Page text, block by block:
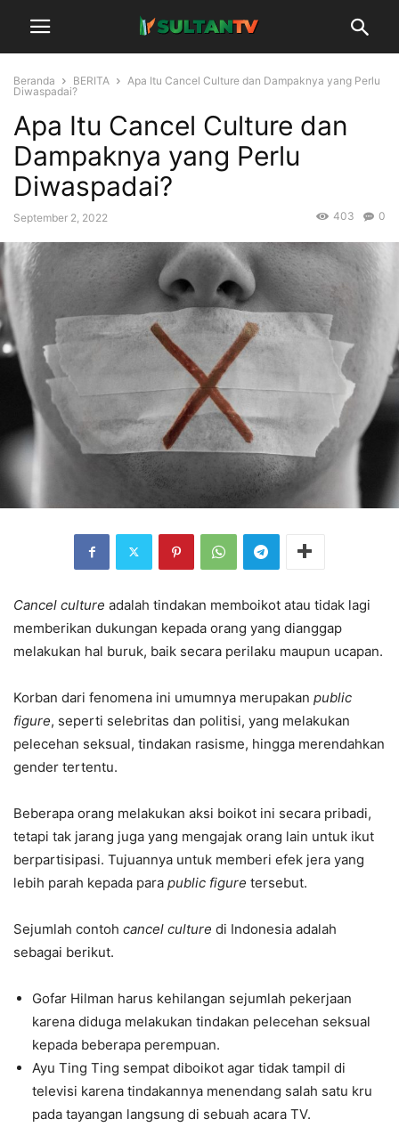
Beranda BERITA
Apa Itu Cancel Culture dan Dampaknya yang Perlu
Diwaspadai?
Apa Itu Cancel Culture dan
Dampaknya yang Perlu
Diwaspadai?
September 2, 2022 0
403
Cancel culture adalah tindakan memboikot atau tidak lagi
memberikan dukungan kepada orang yang dianggap
melakukan hal buruk, baik secara perilaku maupun ucapan.
Korban dari fenomena ini umumnya merupakan public
figure, seperti selebritas dan politisi, yang melakukan
pelecehan seksual, tindakan rasisme, hingga merendahkan
gender tertentu.
Beberapa orang melakukan aksi boikot ini secara pribadi,
tetapi tak jarang juga yang mengajak orang lain untuk ikut
berpartisipasi. Tujuannya untuk memberi efek jera yang
lebih parah kepada para public figure tersebut.
Sejumlah contoh cancel culture di Indonesia adalah
sebagai berikut.
Gofar Hilman harus kehilangan sejumlah pekerjaan
karena diduga melakukan tindakan pelecehan seksual
kepada beberapa perempuan.
Ayu Ting Ting sempat diboikot agar tidak tampil di
televisi karena tindakannya menendang salah satu kru
pada tayangan langsung di sebuah acara TV.